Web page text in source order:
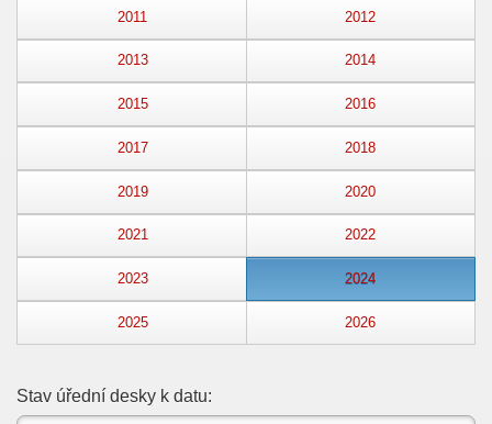
2011 2012
2013 2014
2015 2016
2017 2018
2019 2020
2021 2022
2023 2024
2025 2026
Stav úřední desky k datu: